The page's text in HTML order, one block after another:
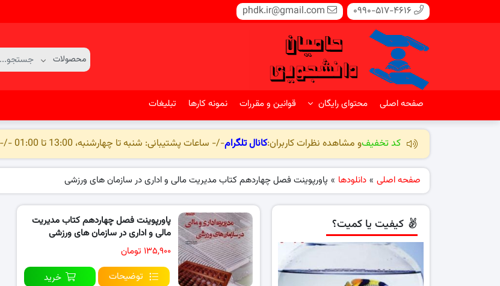
0990-517-4616
phdk.ir@gmail.com
صفحه اصلی محتوای رایگان قوانین و مقررات نمونه کارها تبلیغات
کد تخفیفو مشاهده نظرات کاربران:کانال تلگرام-/- ساعات پشتیبانی: شنبه تا چهارشنبه، 13:00 تا 01:00 -/-
صفحه اصلی » دانلودها » پاورپوینت فصل چهاردهم کتاب مدیریت مالی و اداری در سازمان های ورزشی
پاورپوینت فصل چهاردهم کتاب مدیریت
مالی و اداری در سازمان های ورزشی
۱۳۵,۹۰۰ تومان
توضیحات
خرید
کیفیت یا کمیت؟